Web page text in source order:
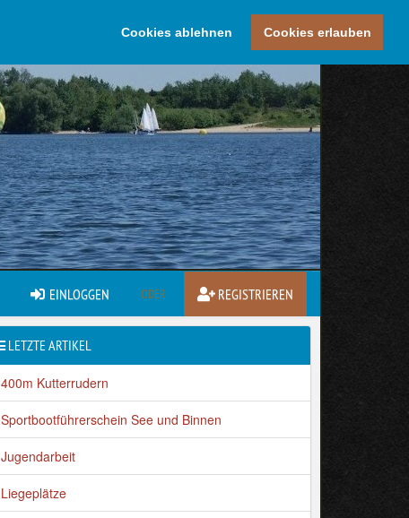
Cookies ablehnen Cookies erlauben
EINLOGGEN ODER REGISTRIEREN
LETZTE ARTIKEL
400m Kutterrudern
Sportbootführerschein See und Binnen
Jugendarbeit
Liegeplätze